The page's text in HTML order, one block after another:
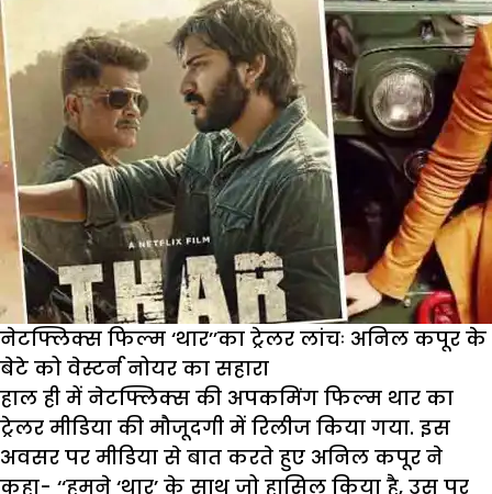
किए
फिल्म
इंडस्ट्री
के
डार्क
सीक्रेट्स
नेटफ्लिक्स फिल्म ‘थार’’का ट्रेलर लांचः अनिल कपूर के
बेटे को वेस्टर्न नोयर का सहारा
हाल ही में नेटफ्लिक्स की अपकमिंग फिल्म थार का
ट्रेलर मीडिया की मौजूदगी में रिलीज किया गया. इस
अवसर पर मीडिया से बात करते हुए अनिल कपूर ने
कहा- ‘‘हमने ‘थार’ के साथ जो हासिल किया है, उस पर